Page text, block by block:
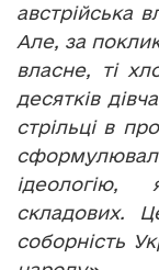
австрійська
Але, за
власне, ті
десятків
стрільці в
складових.
соборність